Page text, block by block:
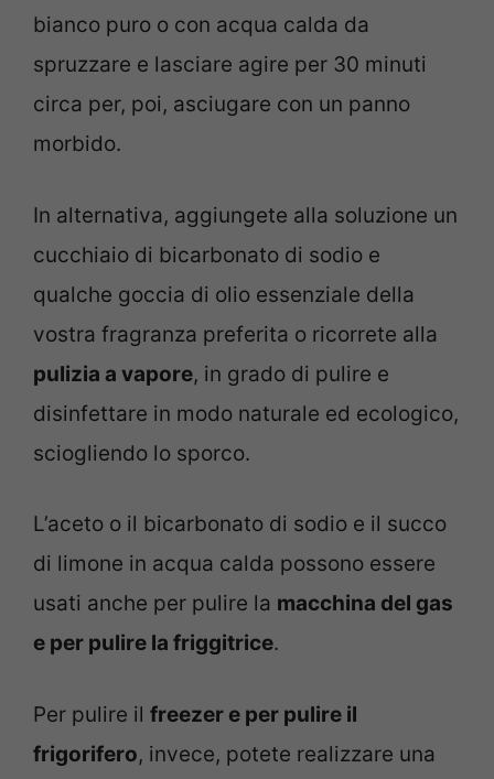
bianco puro o con acqua calda da
spruzzare e lasciare agire per 30 minuti
circa per, poi, asciugare con un panno
morbido.
In alternativa, aggiungete alla soluzione un
cucchiaio di bicarbonato di sodio e
qualche goccia di olio essenziale della
vostra fragranza preferita o ricorrete alla
pulizia a vapore, in grado di pulire e
disinfettare in modo naturale ed ecologico,
sciogliendo lo sporco.
L’aceto o il bicarbonato di sodio e il succo
di limone in acqua calda possono essere
usati anche per pulire la macchina del gas
e per pulire la friggitrice.
Per pulire il freezer e per pulire il
frigorifero, invece, potete realizzare una